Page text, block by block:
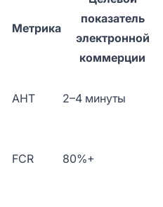
Метрика
показатель
электронной
коммерции
AHT 2–4 минуты
FCR 80%+